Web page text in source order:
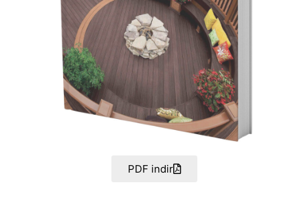
PDF indir